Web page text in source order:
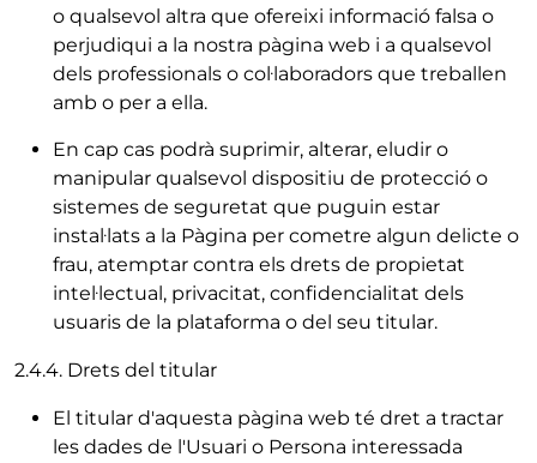
o qualsevol altra que ofereixi informació falsa o
perjudiqui a la nostra pàgina web i a qualsevol
dels professionals o col·laboradors que treballen
amb o per a ella.
En cap cas podrà suprimir, alterar, eludir o
manipular qualsevol dispositiu de protecció o
sistemes de seguretat que puguin estar
instal·lats a la Pàgina per cometre algun delicte o
frau, atemptar contra els drets de propietat
intel·lectual, privacitat, confidencialitat dels
usuaris de la plataforma o del seu titular.
2.4.4. Drets del titular
El titular d'aquesta pàgina web té dret a tractar
les dades de l'Usuari o Persona interessada